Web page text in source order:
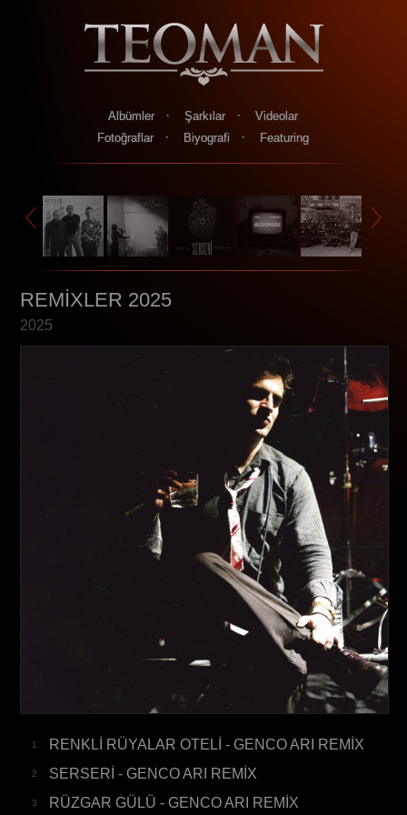
Albümler · Şarkılar ·
Videolar
Fotoğraflar
· Biyografi · Featuring
REMİXLER 2025
2025
1 RENKLİ RÜYALAR OTELİ - GENCO ARI REMİX
2 SERSERİ - GENCO ARI REMİX
3 RÜZGAR GÜLÜ - GENCO ARI REMİX